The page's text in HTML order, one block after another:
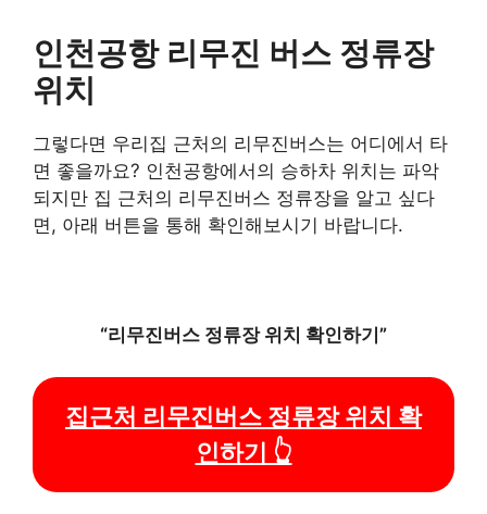
인천공항 리무진 버스 정류장
위치
그렇다면 우리집 근처의 리무진버스는 어디에서 타
면 좋을까요? 인천공항에서의 승하차 위치는 파악
되지만 집 근처의 리무진버스 정류장을 알고 싶다
면, 아래 버튼을 통해 확인해보시기 바랍니다.
“리무진버스 정류장 위치 확인하기”
집근처 리무진버스 정류장 위치 확
인하기 👆